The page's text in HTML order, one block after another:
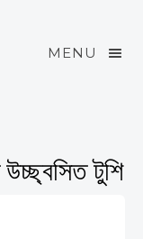
MENU
উচ্ছ্বসিত টুশি